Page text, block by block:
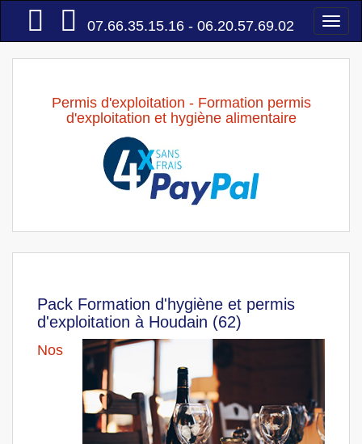
Accueil
07.66.35.15.16 - 06.20.57.69.02
Permis d'exploitation - Formation permis
d'exploitation et hygiène alimentaire
Pack Formation d'hygiène et permis
d'exploitation à Houdain (62)
Nos